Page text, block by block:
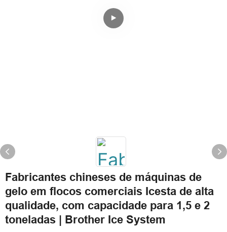
Fabricantes chineses de máquinas de
gelo em flocos comerciais Icesta de alta
qualidade, com capacidade para 1,5 e 2
toneladas | Brother Ice System